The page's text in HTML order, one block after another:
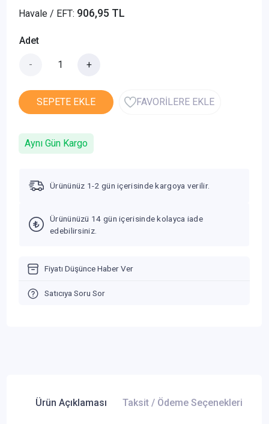
Havale / EFT: 906,95 TL
Adet
- +
SEPETE EKLE FAVORİLERE EKLE
Aynı Gün Kargo
Ürününüz 1-2 gün içerisinde kargoya verilir.
Ürününüzü 14 gün içerisinde kolayca iade
edebilirsiniz.
Fiyatı Düşünce Haber Ver
Satıcıya Soru Sor
Ürün Açıklaması Taksit / Ödeme Seçenekleri